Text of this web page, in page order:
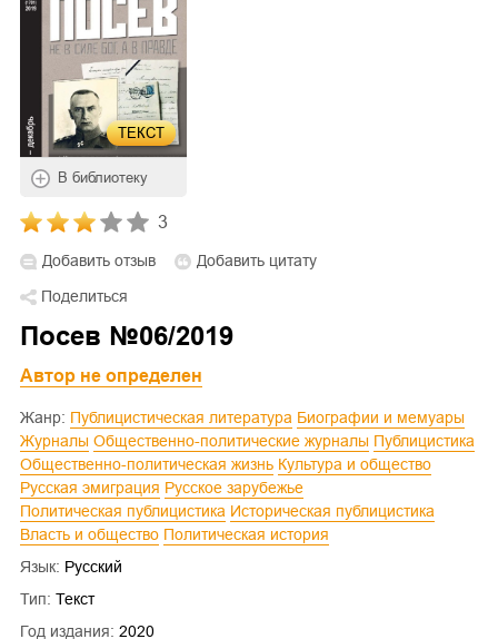
ТЕКСТ
В библиотеку
3
Добавить отзыв
Добавить цитату
Поделиться
Посев №06/2019
Автор не определен
Жанр: Публицистическая литература
Биографии и мемуары
Журналы
Общественно-политические журналы
Публицистика
Общественно-политическая жизнь
Культура и общество
Русская эмиграция
Русское зарубежье
Политическая публицистика
Историческая публицистика
Власть и общество
Политическая история
Язык: Русский
Тип: Текст
Год издания: 2020